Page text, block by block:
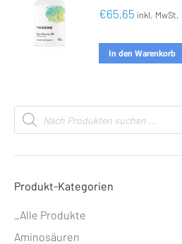
€65,65 inkl. MwSt.
In den Warenkorb
Products
search
Produkt-Kategorien
_Alle Produkte
Aminosäuren